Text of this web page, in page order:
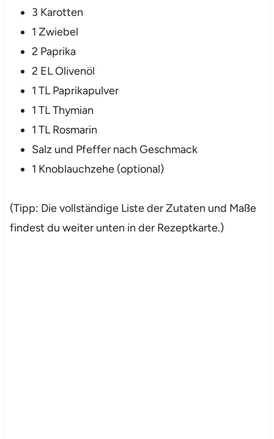
3 Karotten
1 Zwiebel
2 Paprika
2 EL Olivenöl
1 TL Paprikapulver
1 TL Thymian
1 TL Rosmarin
Salz und Pfeffer nach Geschmack
1 Knoblauchzehe (optional)
(Tipp: Die vollständige Liste der Zutaten und Maße
findest du weiter unten in der Rezeptkarte.)